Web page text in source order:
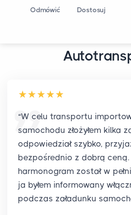
PRZECZYTAJ NASZE
“W celu transportu
samochodu złożyłem kilka
odpowiedział szybko,
bezpośrednio z dobrą ceną.
harmonogram został w
ja byłem informowany
podczas załadunku
Odmówić Dostosuj